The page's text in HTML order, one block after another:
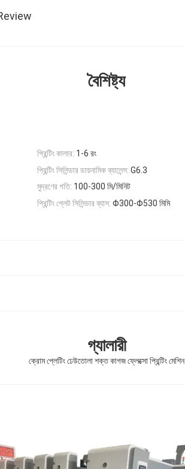
বৈশিষ্ট্য
প্রিন্টিং কালার: 1-6 রং
প্রিন্টিং সিলিন্ডার ডায়নামিক ব্যালেন্স: G6.3
মুদ্রণের গতি: 100-300 মি/মিনিট
প্রিন্টিং প্লেট সিলিন্ডার ব্যাস: Φ300-Φ530 মিমি
গ্যালারী
ক্রোম প্লেটিং ঢেউতোলা শক্ত কাগজ ফ্লেক্সো প্রিন্টিং মেশিন